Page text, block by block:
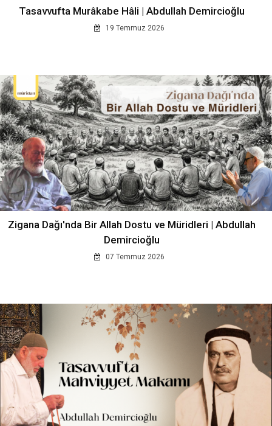
Tasavvufta Murâkabe Hâli | Abdullah Demircioğlu
19 Temmuz 2026
Zigana Dağı'nda Bir Allah Dostu ve Müridleri | Abdullah
Demircioğlu
07 Temmuz 2026